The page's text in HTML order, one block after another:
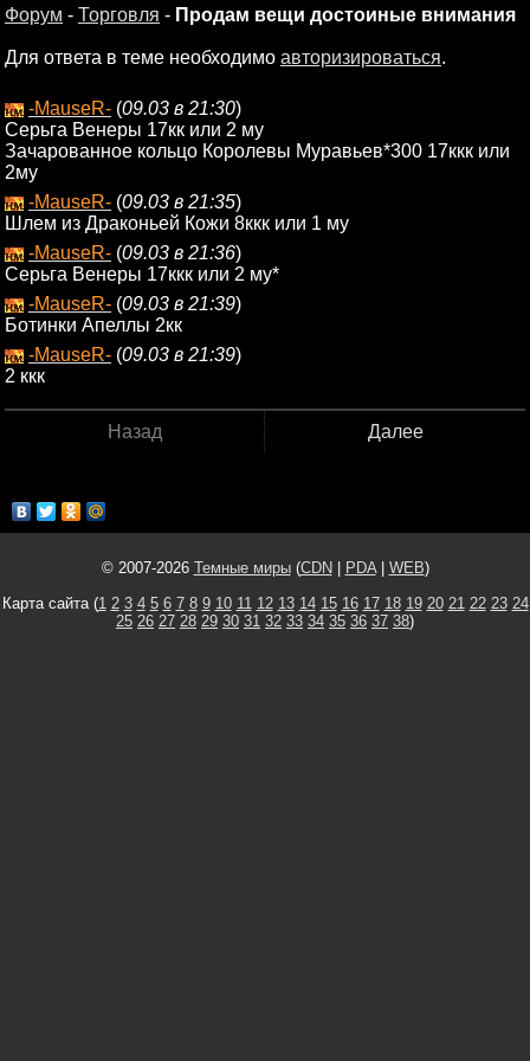
Форум - Торговля - Продам вещи достоиные внимания
Для ответа в теме необходимо авторизироваться.
-MauseR- (09.03 в 21:30)
Серьга Венеры 17кк или 2 му
Зачарованное кольцо Королевы Муравьев*300 17ккк или
2му
-MauseR- (09.03 в 21:35)
Шлем из Драконьей Кожи 8ккк или 1 му
-MauseR- (09.03 в 21:36)
Серьга Венеры 17ккк или 2 му*
-MauseR- (09.03 в 21:39)
Ботинки Апеллы 2кк
-MauseR- (09.03 в 21:39)
2 ккк
Назад Далее
© 2007-2026 Темные миры(CDN PDA| WEB)
Карта сайта (1 2 3 4 5 6 7 8 9 10 11 12 13 14 15 16 17 18 19 20 21 22 23 24
25 26 27 28 29 30 31 32 33 34 35 36 37 38)